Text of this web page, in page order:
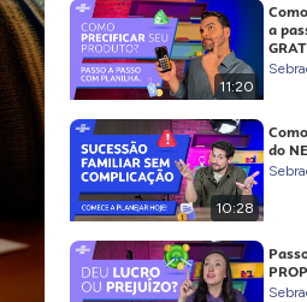
11:20
a
10:28
do